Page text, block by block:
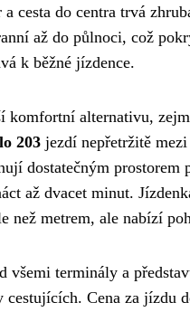
cesta do centra trvá
až do půlnoci, což
k běžné jízdence.
komfortní alternativu,
203 jezdí nepřetržitě
dostatečným prostorem
až dvacet minut.
než metrem, ale nabízí
všemi terminály a
Cena za jízdu